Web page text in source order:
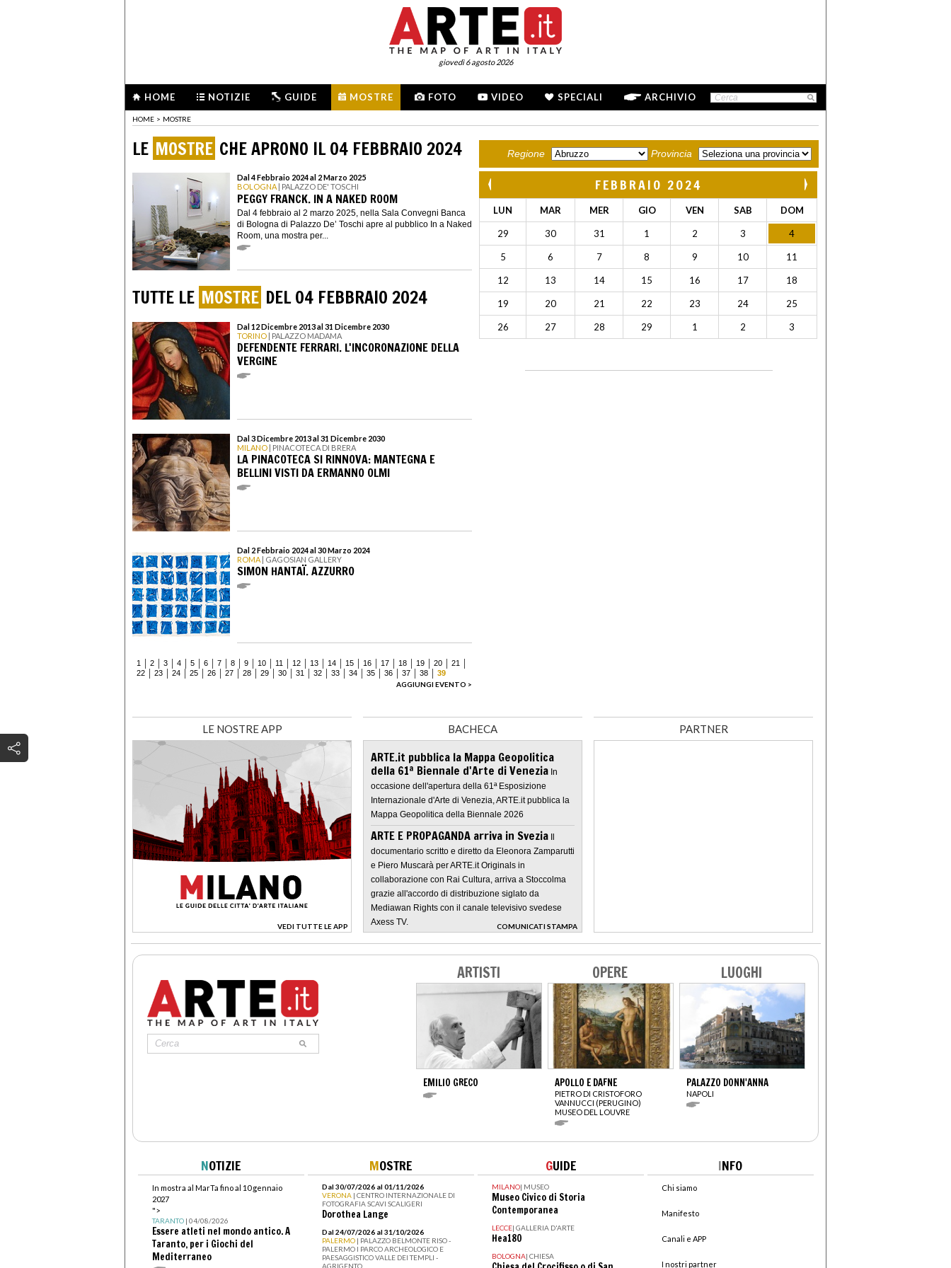
giovedì 6 agosto 2026
HOME NOTIZIE GUIDE MOSTRE FOTO VIDEO SPECIALI ARCHIVIO
HOME > MOSTRE
LE MOSTRE CHE APRONO IL 04 FEBBRAIO 2024
Dal 4 Febbraio 2024 al 2 Marzo 2025
BOLOGNA | PALAZZO DE' TOSCHI
PEGGY FRANCK. IN A NAKED ROOM
Dal 4 febbraio al 2 marzo 2025, nella Sala Convegni Banca
di Bologna di Palazzo De’ Toschi apre al pubblico In a Naked
Room, una mostra per...
TUTTE LE MOSTRE DEL 04 FEBBRAIO 2024
Dal 12 Dicembre 2013 al 31 Dicembre 2030
TORINO | PALAZZO MADAMA
DEFENDENTE FERRARI. L'INCORONAZIONE DELLA
VERGINE
Dal 3 Dicembre 2013 al 31 Dicembre 2030
MILANO | PINACOTECA DI BRERA
LA PINACOTECA SI RINNOVA: MANTEGNA E
BELLINI VISTI DA ERMANNO OLMI
Dal 2 Febbraio 2024 al 30 Marzo 2024
ROMA | GAGOSIAN GALLERY
SIMON HANTAÏ. AZZURRO
1 2 3 4 5 6 7 8 9 10 11 12 13 14 15 16 17 18 19 20
21
22
23 24 25 26 27 28 29 30 31 32 33 34 35 36 37 38
39
AGGIUNGI EVENTO >
Regione Provincia
FEBBRAIO 2024
LUN MAR MER GIO VEN SAB DOM
29 30 31 1 2 3 4
5 6 7 8 9 10 11
12 13 14 15 16 17 18
19 20 21 22 23 24 25
26 27 28 29 1 2 3
LE NOSTRE APP
VEDI TUTTE LE APP
>
BACHECA
ARTE.it pubblica la Mappa Geopolitica
della 61ª Biennale d'Arte di Venezia In
occasione dell'apertura della 61ª Esposizione
Internazionale d'Arte di Venezia, ARTE.it pubblica la
Mappa Geopolitica della Biennale 2026
ARTE E PROPAGANDA arriva in Svezia Il
documentario scritto e diretto da Eleonora Zamparutti
e Piero Muscarà per ARTE.it Originals in
collaborazione con Rai Cultura, arriva a Stoccolma
grazie all'accordo di distribuzione siglato da
Mediawan Rights con il canale televisivo svedese
Axess TV.
COMUNICATI STAMPA
>
PARTNER
ARTISTI
EMILIO GRECO
OPERE
APOLLO E DAFNE
PIETRO DI CRISTOFORO
VANNUCCI (PERUGINO)
MUSEO DEL LOUVRE
LUOGHI
PALAZZO DONN'ANNA
NAPOLI
NOTIZIE
In mostra al MarTa fino al 10 gennaio
2027
">
TARANTO| 04/08/2026
Essere atleti nel mondo antico. A
Taranto, per i Giochi del
Mediterraneo
MOSTRE
Dal 30/07/2026 al 01/11/2026
VERONA | CENTRO INTERNAZIONALE DI
FOTOGRAFIA SCAVI SCALIGERI
Dorothea Lange
Dal 24/07/2026 al 31/10/2026
PALERMO | PALAZZO BELMONTE RISO -
PALERMO I PARCO ARCHEOLOGICO E
PAESAGGISTICO VALLE DEI TEMPLI -
AGRIGENTO
GUIDE
MILANO| MUSEO
Museo Civico di Storia
Contemporanea
LECCE| GALLERIA D'ARTE
Hea180
BOLOGNA| CHIESA
INFO
Chi siamo
Manifesto
Canali e APP
I nostri partner